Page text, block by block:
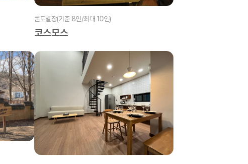
콘도별장(기준 8인/최대 10인)
코스모스